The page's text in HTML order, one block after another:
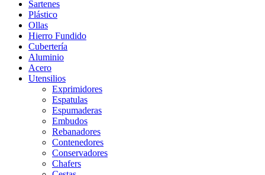
Sartenes
Plástico
Ollas
Hierro Fundido
Cubertería
Aluminio
Acero
Utensilios
Exprimidores
Espatulas
Espumaderas
Embudos
Rebanadores
Contenedores
Conservadores
Chafers